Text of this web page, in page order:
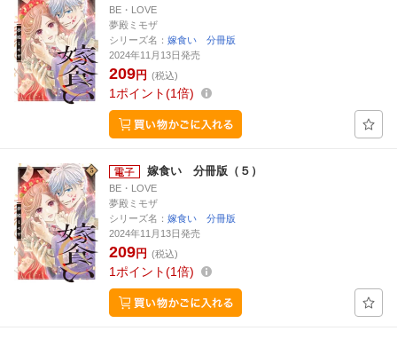
BE・LOVE
夢殿ミモザ
シリーズ名： 嫁食い 分冊版
2024年11月13日発売
209円 (税込)
1 ポイント 1倍
嫁食い 分冊版（５）
BE・LOVE
夢殿ミモザ
シリーズ名： 嫁食い 分冊版
2024年11月13日発売
209円 (税込)
1 ポイント 1倍